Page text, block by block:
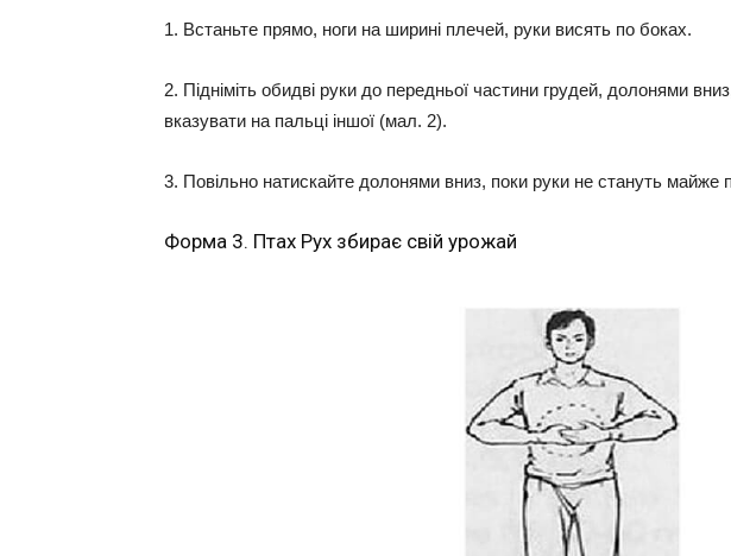
1. Встаньте прямо, ноги на ширині плечей, руки висять по боках.
2. Підніміть обидві руки до передньої частини грудей, долонями
вказувати на пальці іншої (мал. 2).
3. Повільно натискайте долонями вниз, поки руки не стануть
Форма 3. Птах Рух збирає свій урожай